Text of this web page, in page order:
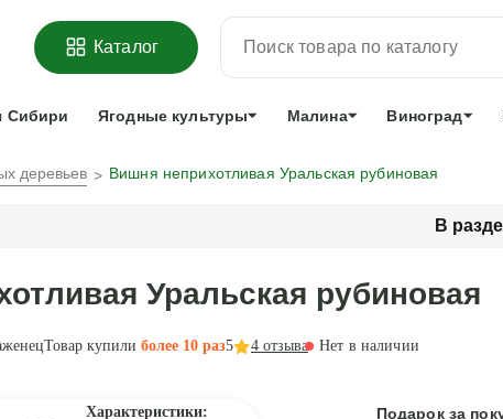
ОФОРМИТЬПРЕДЗАКАЗ =ЗАБРОНИРОВАТЬ
Доставка и оплата Гарантии
Каталог
Сибири Ягодные культуры Малина Виноград
деревьев Вишня неприхотливая Уральская рубиновая
В
Уральская рубиновая
Товар купили более 10 раз5 4 отзыва Нет в наличии
Характеристики: Подарок за